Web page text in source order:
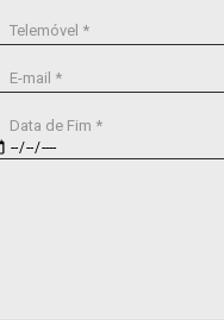
Telemóvel *
E-mail *
Data de Fim *